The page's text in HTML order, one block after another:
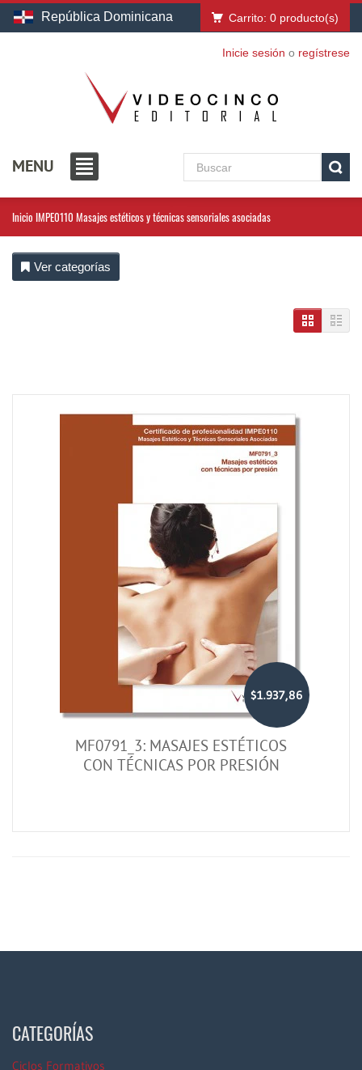
República Dominicana Carrito: 0 producto(s)
Inicie sesión o regístrese
MENU
Inicio IMPE0110 Masajes estéticos y técnicas sensoriales asociadas
Ver categorías
$1.937,86
MF0791_3: MASAJES ESTÉTICOS
CON TÉCNICAS POR PRESIÓN
CATEGORÍAS
Ciclos Formativos